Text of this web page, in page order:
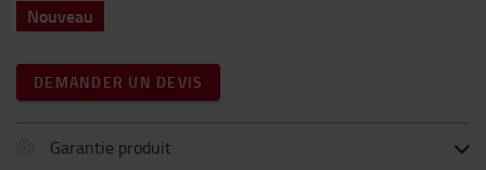
Nouveau
DEMANDER UN DEVIS
Garantie produit